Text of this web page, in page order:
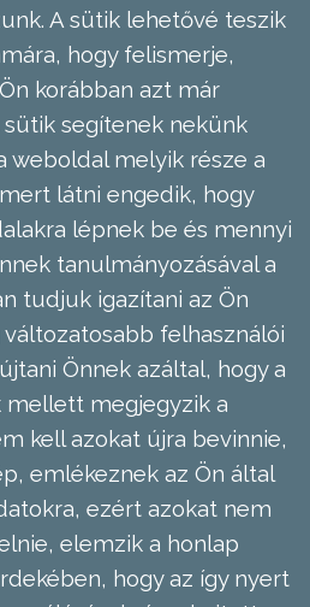
A sütik lehetővé teszik
hogy felismerje,
korábban azt már
segítenek nekünk
weboldal melyik része a
látni engedik, hogy
lépnek be és mennyi
tanulmányozásával a
tudjuk igazítani az Ön
felhasználói
Önnek azáltal, hogy a
mellett megjegyzik a
kell azokat újra bevinnie,
emlékeznek az Ön által
ezért azokat nem
elemzik a honlap
hogy az így nyert